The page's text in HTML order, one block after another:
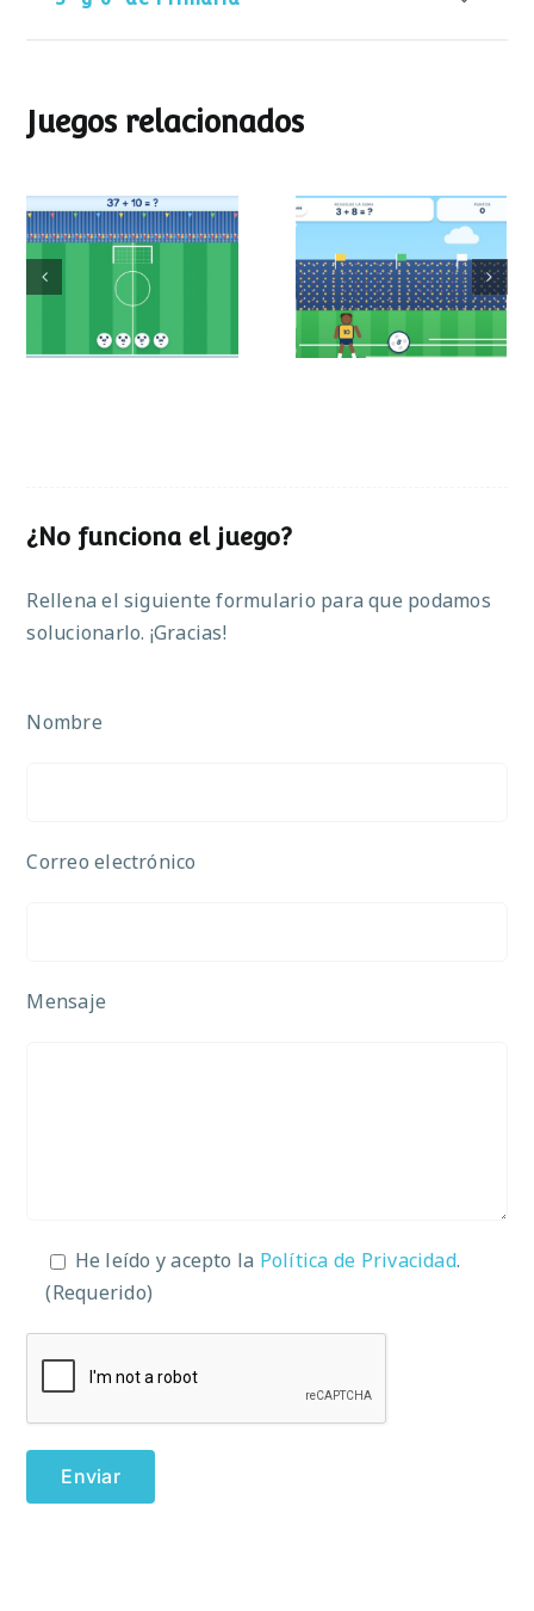
Juegos relacionados
Mundial de
operaciones
Partido de sumas
¿No funciona el juego?
Rellena el siguiente formulario para que podamos
solucionarlo. ¡Gracias!
Nombre
Correo electrónico
Mensaje
He leído y acepto la Política de Privacidad.
(Requerido)